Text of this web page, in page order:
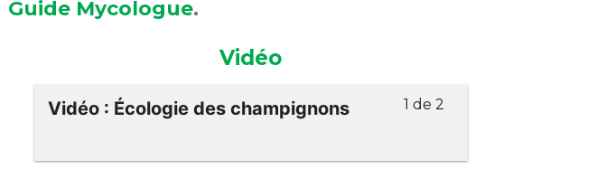
Guide Mycologue.
Vidéo
1 de 2
Vidéo : Écologie des champignons